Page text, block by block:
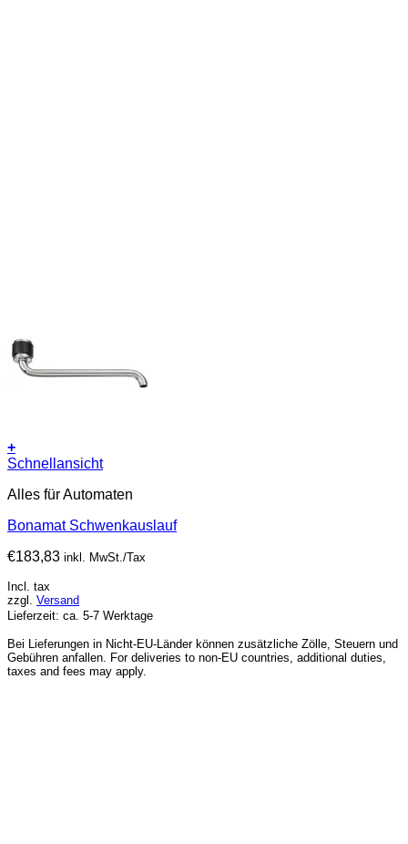
+
Schnellansicht
Alles für Automaten
Bonamat Schwenkauslauf
€183,83 inkl. MwSt./Tax
Incl. tax
zzgl. Versand
Lieferzeit: ca. 5-7 Werktage
Bei Lieferungen in Nicht-EU-Länder können zusätzliche Zölle, Steuern und
Gebühren anfallen. For deliveries to non-EU countries, additional duties,
taxes and fees may apply.